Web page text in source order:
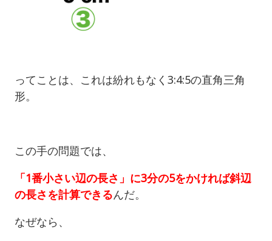
ってことは、これは紛れもなく3:4:5の直角三角
形。
この手の問題では、
「1番小さい辺の長さ」に3分の5をかければ斜辺
の長さを計算できるんだ。
なぜなら、